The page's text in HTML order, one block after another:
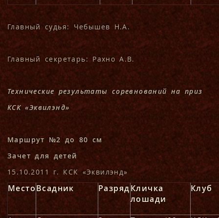
Главный судья: Чебышев Н.А.
Главный секретарь: Рахно А.В.
Технические результаты соревнований на приз
КСК «Эквилэнд»
Маршрут №2 до 80 см
Зачет для детей
15.10.2011 г. КСК «Эквилэнд»
МестоВсадник РазрядКличка
лошади
Клуб